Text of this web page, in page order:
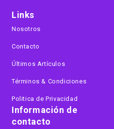
Información de
contacto
Links
Nosotros
Contacto
Últimos Artículos
Términos & Condiciones
Politica de Privacidad